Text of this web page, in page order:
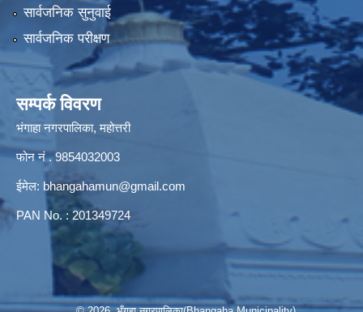
सार्वजनिक सुनुवाई
सार्वजनिक परीक्षण
सम्पर्क विवरण
भंगाहा नगरपालिका, महोत्तरी
फोन नं . 9854032003
ईमेल: bhangahamun@gmail.com
PAN No. : 201349724